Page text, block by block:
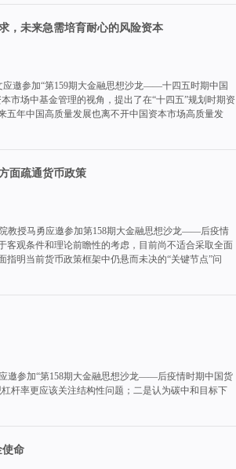
，未来急需培育耐心的风险资本
邀参加“第159期大金融思想沙龙——十四五时期中国
市场中基金管理的视角，提出了在“十四五”规划时期资
五年中国高质量发展也离不开中国资本市场高质量发
面疏通货币政策
教授马勇应邀参加第158期大金融思想沙龙——后疫情
客观条件和理论前瞻性的考虑，目前尚不适合采取全面
明当前货币政策框架中仍悬而未决的“关键节点”问
邀参加“第158期大金融思想沙龙——后疫情时期中国货
杆率更应该关注结构性问题；二是认为碳中和目标下
使命